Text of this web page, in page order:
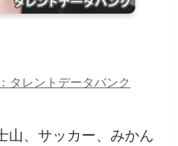
タレントデータバンク
山、サッカー、みかん